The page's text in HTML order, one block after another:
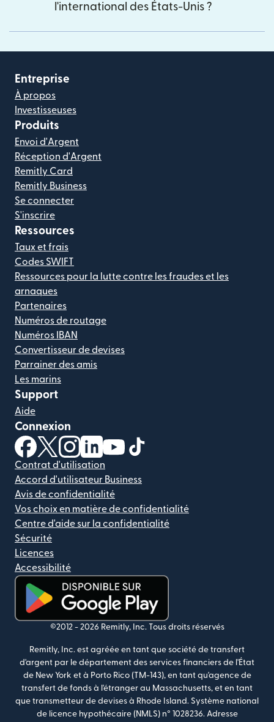
l'international des États-Unis ?
Entreprise
À propos
Investisseuses
Produits
Envoi d'Argent
Réception d'Argent
Remitly Card
Remitly Business
Se connecter
S'inscrire
Ressources
Taux et frais
Codes SWIFT
Ressources pour la lutte contre les fraudes et les
arnaques
Partenaires
Numéros de routage
Numéros IBAN
Convertisseur de devises
Parrainer des amis
Les marins
Support
Aide
Connexion
(s'ouvre dans une nouvelle fenêtre)
(s'ouvre dans une nouvelle fenêtre)
(s'ouvre dans une nouvelle fenêtre)
(s'ouvre dans une nouvelle fenêtre)
(s'ouvre dans une nouvelle
Contrat d'utilisation
Accord d'utilisateur Business
Avis de confidentialité
Vos choix en matière de confidentialité
Centre d'aide sur la confidentialité
Sécurité
Licences
Accessibilité
(s'ouvre dans une nouvelle fenêtre)
©2012 - 2026 Remitly, Inc. Tous droits réservés
Remitly, Inc. est agréée en tant que société de transfert
d'argent par le département des services financiers de l'État
de New York et à Porto Rico (TM-143), en tant qu'agence de
transfert de fonds à l'étranger au Massachusetts, et en tant
que transmetteur de devises à Rhode Island. Système national
de licence hypothécaire (NMLS) n° 1028236. Adresse